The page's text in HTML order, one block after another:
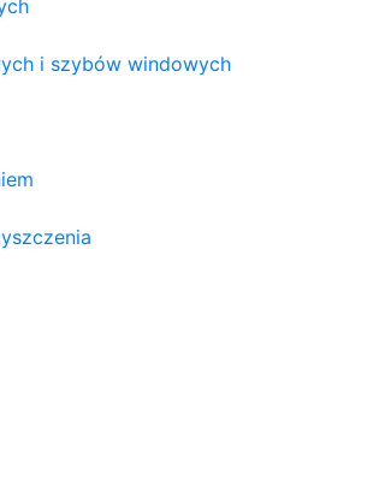
i szybów windowych